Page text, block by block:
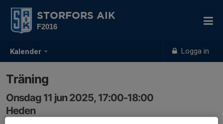
Kalender Logga in
STORFORS AIK
F2016
Träning
Onsdag 11 jun 2025, 17:00-18:00
Heden